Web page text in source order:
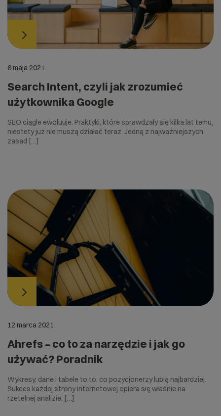
6 maja 2021
Search Intent, czyli jak zrozumieć
użytkownika Google
SEO ciągle ewoluuje. Praktyki, które sprawdzały się kilka lat temu,
niestety już nie muszą działać teraz. Jedną z najważniejszych
zasad […]
12 marca 2021
Ahrefs – co to za narzędzie i jak go
używać? Poradnik
Wykresy, dane i tabele to to, co pozycjonerzy lubią najbardziej.
Sukces każdej strony internetowej opiera się właśnie na
rzetelnej analizie, […]